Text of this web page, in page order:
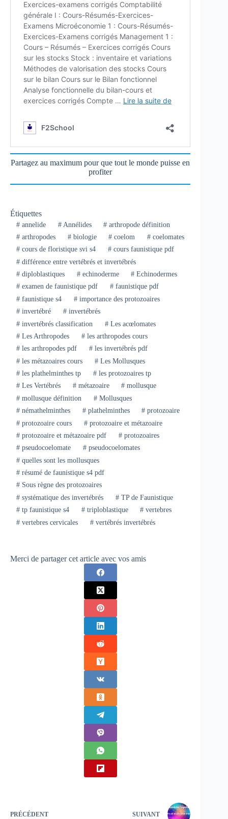
Partagez au maximum pour que tout le monde puisse en
profiter
Étiquettes
#annelide #Annélides # arthropode définition
#arthropodes #biologie # coelom # coelomates
#cours de floristique svi s4 #cours faunistique pdf
#différence entre vertébrés et invertébrés
#diploblastiques #echinoderme # Echinodermes
#examen de faunistique pdf #faunistique pdf
#faunistique s4 #importance des protozoaires
#invertébré #invertébrés
#invertébrés classification #Les acœlomates
#Les Arthropodes #les arthropodes cours
#les arthropodes pdf #les invertébrés pdf
#les métazoaires cours #Les Mollusques
#les plathelminthes tp #les protozoaires tp
#Les Vertébrés #métazoaire # mollusque
#mollusque définition #Mollusques
#némathelminthes #plathelminthes # protozoaire
#protozoaire cours #protozoaire et métazoaire
#protozoaire et métazoaire pdf #protozoaires
#pseudocoelomate #pseudocoelomates
#quelles sont les mollusques
#résumé de faunistique s4 pdf
#Sous règne des protozoaires
#systématique des invertébrés #TP de Faunistique
#tp faunistique s4 #triploblastique # vertebres
#vertebres cervicales #vertébrés invertébrés
Merci de partager cet article avec vos amis
PRÉCÉDENT SUIVANT